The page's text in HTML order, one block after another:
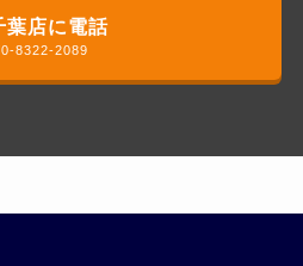
葉店に電話
8322-2089